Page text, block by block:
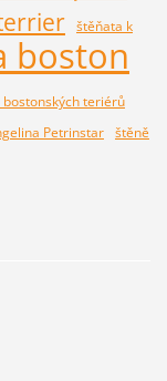
štěňata k
boston
teriérů
Petrinstar štěně